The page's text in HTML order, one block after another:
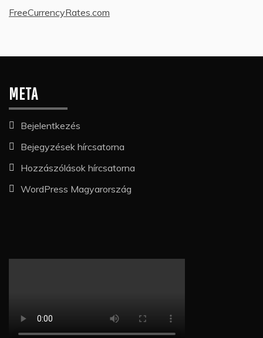
FreeCurrencyRates.com
META
Bejelentkezés
Bejegyzések hírcsatorna
Hozzászólások hírcsatorna
WordPress Magyarország